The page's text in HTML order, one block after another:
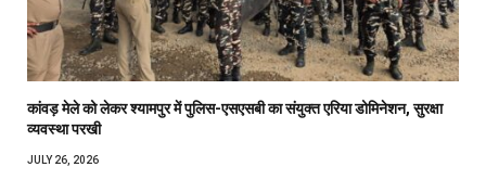
कांवड़ मेले को लेकर श्यामपुर में पुलिस-एसएसबी का संयुक्त एरिया डोमिनेशन, सुरक्षा
व्यवस्था परखी
JULY 26, 2026